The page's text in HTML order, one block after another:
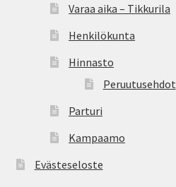
Kanta-asiakas
Evästeseloste
Tietosuojaseloste
Varaa aika – Tikkurila
Henkilökunta
Hinnasto
Peruutusehdot
Parturi
Kampaamo
Evästeseloste